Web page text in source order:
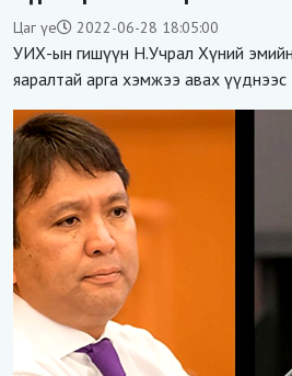
Цаг үе 2022-06-28 18:05:00
УИХ-ын гишүүн Н.Учрал Хүний
яаралтай арга хэмжээ авах үүднээс